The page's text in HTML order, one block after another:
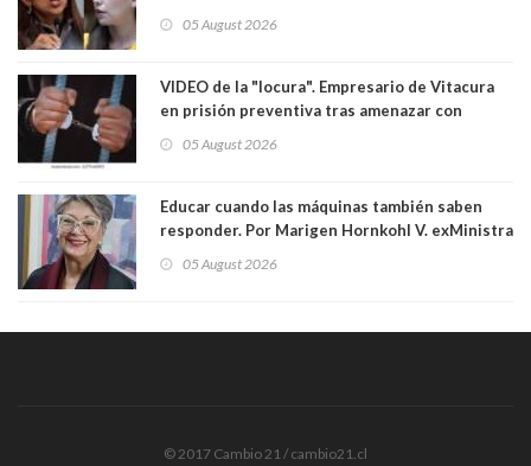
senadoras Camila Flores y Fabiola Campillai en
05 August 2026
VIDEO de la "locura". Empresario de Vitacura
en prisión preventiva tras amenazar con
Los persiguió en potente camioneta
05 August 2026
Educar cuando las máquinas también saben
responder. Por Marigen Hornkohl V. exMinistra
05 August 2026
© 2017 Cambio 21 / cambio21.cl